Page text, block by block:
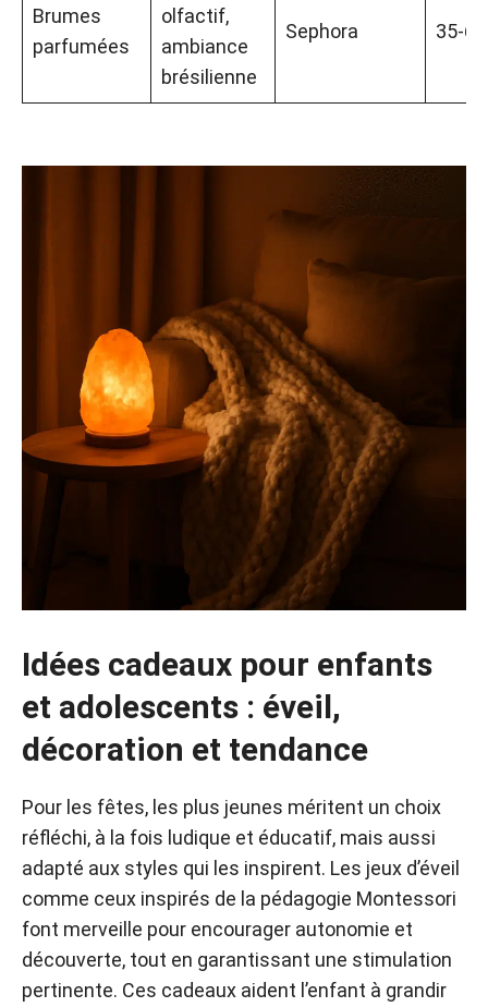
Brumes
parfumées
olfactif,
ambiance
brésilienne
Sephora 35-
Idées cadeaux pour enfants
et adolescents : éveil,
décoration et tendance
Pour les fêtes, les plus jeunes méritent un choix
réfléchi, à la fois ludique et éducatif, mais aussi
adapté aux styles qui les inspirent. Les jeux d’éveil
comme ceux inspirés de la pédagogie Montessori
font merveille pour encourager autonomie et
découverte, tout en garantissant une stimulation
pertinente. Ces cadeaux aident l’enfant à grandir